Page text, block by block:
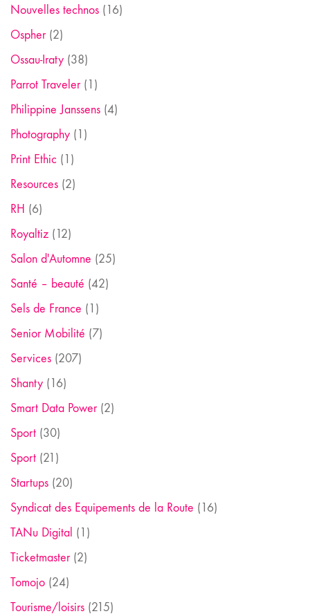
Nouvelles technos (16)
Ospher(2)
Ossau-Iraty (38)
Parrot Traveler(1)
Philippine Janssens (4)
Photography (1)
Print Ethic (1)
Resources (2)
RH (6)
Royaltiz (12)
Salon d'Automne (25)
Santé – beauté (42)
Sels de France (1)
Senior Mobilité (7)
Services (207)
Shanty (16)
Smart Data Power(2)
Sport (30)
Sport (21)
Startups (20)
Syndicat des Equipements de la Route (16)
TANu Digital (1)
Ticketmaster(2)
Tomojo (24)
Tourisme/loisirs (215)